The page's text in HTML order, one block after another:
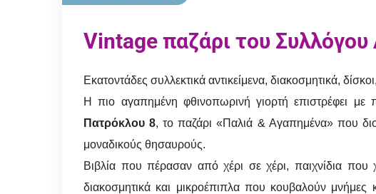
Vintage παζάρι του Συλλόγου
Εκατοντάδες συλλεκτικά αντικείμενα, διακοσμητικά,
Η πιο αγαπημένη φθινοπωρινή γιορτή επιστρέφει με
Πατρόκλου 8, το παζάρι «Παλιά & Αγαπημένα» που
μοναδικούς θησαυρούς.
Βιβλία που πέρασαν από χέρι σε χέρι, παιχνίδια που
διακοσμητικά και μικροέπιπλα που κουβαλούν